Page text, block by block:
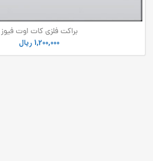
براکت فلزی کات اوت فیوز
1,200,000 ریال